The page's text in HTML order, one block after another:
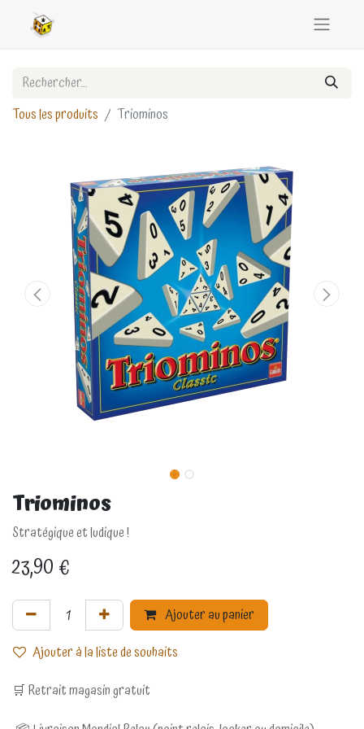
Tous les produits Triominos
Triominos
Stratégique et ludique !
23,90€
Ajouter au panier
Ajouter à la liste de souhaits
🛒 Retrait magasin gratuit